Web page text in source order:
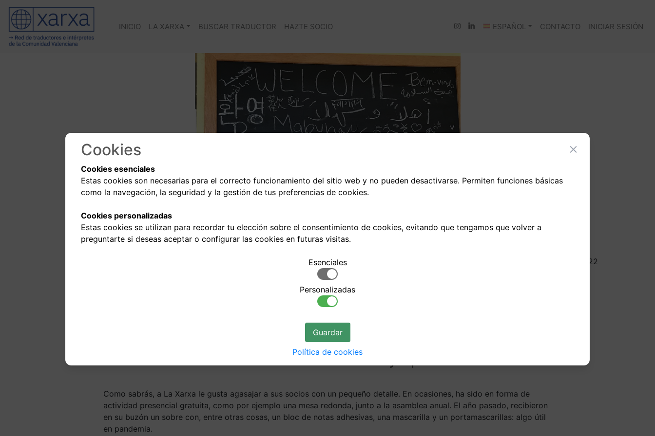
INICIO LA XARXA BUSCAR TRADUCTOR HAZTE SOCIO ESPAÑOL CONTACTO INICIAR SESIÓN
13/05/2022
Donación a Médicos sin
Fronteras y Open Arms
La asamblea de miembros de la Xarxa decide donar
1200 € a Médicos sin Fronteras y Open Arms
Como sabrás, a La Xarxa le gusta agasajar a sus socios con un pequeño detalle. En ocasiones, ha sido en forma de
actividad presencial gratuita, como por ejemplo una mesa redonda, junto a la asamblea anual. El año pasado, recibieron
en su buzón un sobre con, entre otras cosas, un bloc de notas adhesivas, una mascarilla y un portamascarillas: algo útil
en pandemia.
Cookies
Cookies esenciales
Estas cookies son necesarias para el correcto funcionamiento del sitio web y no pueden desactivarse. Permiten funciones básicas
como la navegación, la seguridad y la gestión de tus preferencias de cookies.
Cookies personalizadas
Estas cookies se utilizan para recordar tu elección sobre el consentimiento de cookies, evitando que tengamos que volver a
preguntarte si deseas aceptar o configurar las cookies en futuras visitas.
Esenciales
Personalizadas
Guardar
Política de cookies